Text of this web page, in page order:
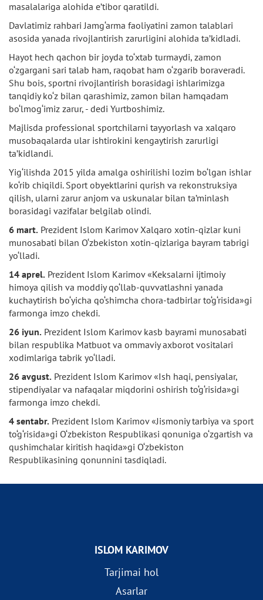
masalalariga alohida e’tibor qaratildi.
Davlatimiz rahbari Jamg‘arma faoliyatini zamon talablari
asosida yanada rivojlantirish zarurligini alohida ta’kidladi.
Hayot hech qachon bir joyda to‘xtab turmaydi, zamon
o‘zgargani sari talab ham, raqobat ham o‘zgarib boraveradi.
Shu bois, sportni rivojlantirish borasidagi ishlarimizga
tanqidiy ko‘z bilan qarashimiz, zamon bilan hamqadam
bo‘lmog‘imiz zarur, - dedi Yurtboshimiz.
Majlisda professional sportchilarni tayyorlash va xalqaro
musobaqalarda ular ishtirokini kengaytirish zarurligi
ta’kidlandi.
Yig‘ilishda 2015 yilda amalga oshirilishi lozim bo‘lgan ishlar
ko‘rib chiqildi. Sport obyektlarini qurish va rekonstruksiya
qilish, ularni zarur anjom va uskunalar bilan ta’minlash
borasidagi vazifalar belgilab olindi.
6 mart. Prezident Islom Karimov Xalqaro xotin-qizlar kuni
munosabati bilan O‘zbekiston xotin-qizlariga bayram tabrigi
yo‘lladi.
14 aprel. Prezident Islom Karimov «Keksalarni ijtimoiy
himoya qilish va moddiy qo‘llab-quvvatlashni yanada
kuchaytirish bo‘yicha qo‘shimcha chora-tadbirlar to‘g‘risida»gi
farmonga imzo chekdi.
26 iyun. Prezident Islom Karimov kasb bayrami munosabati
bilan respublika Matbuot va ommaviy axborot vositalari
xodimlariga tabrik yo‘lladi.
26 avgust. Prezident Islom Karimov «Ish haqi, pensiyalar,
stipendiyalar va nafaqalar miqdorini oshirish to‘g‘risida»gi
farmonga imzo chekdi.
4 sentabr. Prezident Islom Karimov «Jismoniy tarbiya va sport
to‘g‘risida»gi O‘zbekiston Respublikasi qonuniga o‘zgartish va
qushimchalar kiritish haqida»gi O‘zbekiston
Respublikasining qonunnini tasdiqladi.
ISLOM KARIMOV
Tarjimai hol
Asarlar